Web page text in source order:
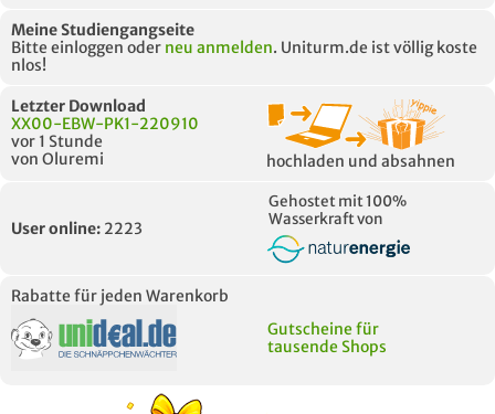
Meine Studiengangseite
Bitte einloggen oder neu anmelden. Uniturm.de ist völlig koste
nlos!
Letzter Download
XX00-EBW-PK1-220910
vor 1 Stunde
von Oluremi
hochladen und absahnen
User online: 2223
Gehostet mit 100%
Wasserkraft von
Rabatte für jeden Warenkorb
Gutscheine für
tausende Shops